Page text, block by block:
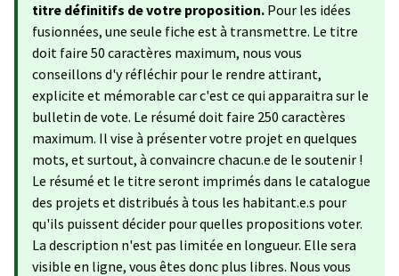
titre définitifs de votre proposition. Pour les idées
fusionnées, une seule fiche est à transmettre. Le titre
doit faire 50 caractères maximum, nous vous
conseillons d'y réfléchir pour le rendre attirant,
explicite et mémorable car c'est ce qui apparaitra sur le
bulletin de vote. Le résumé doit faire 250 caractères
maximum. Il vise à présenter votre projet en quelques
mots, et surtout, à convaincre chacun.e de le soutenir !
Le résumé et le titre seront imprimés dans le catalogue
des projets et distribués à tous les habitant.e.s pour
qu'ils puissent décider pour quelles propositions voter.
La description n'est pas limitée en longueur. Elle sera
visible en ligne, vous êtes donc plus libres. Nous vous